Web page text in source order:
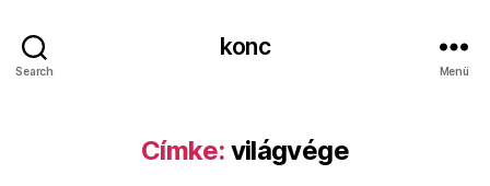
Search
konc
Menü
Címke: világvége